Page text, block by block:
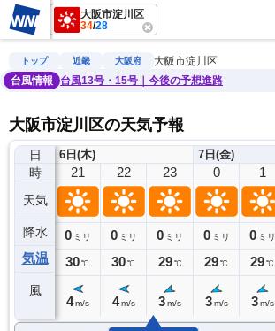
大阪市淀川区
34/28
雨雲レーダー 台風情報 地震情報
トップ 近畿 大阪府
大阪市淀川区
台風情報
台風13号・15号｜今後の予想進路
大阪市淀川区の天気予報
日
時
天気
降水
気温
風
6日(木)
20
0ミリ
31℃
21
0 ミリ
30℃
4 m/s
22
0 ミリ
30℃
4 m/s
23
0 ミリ
29 ℃
3m/s
7日(金)
0
0 ミリ
29℃
3 m/s
1
0 ミリ
29℃
3 m/s